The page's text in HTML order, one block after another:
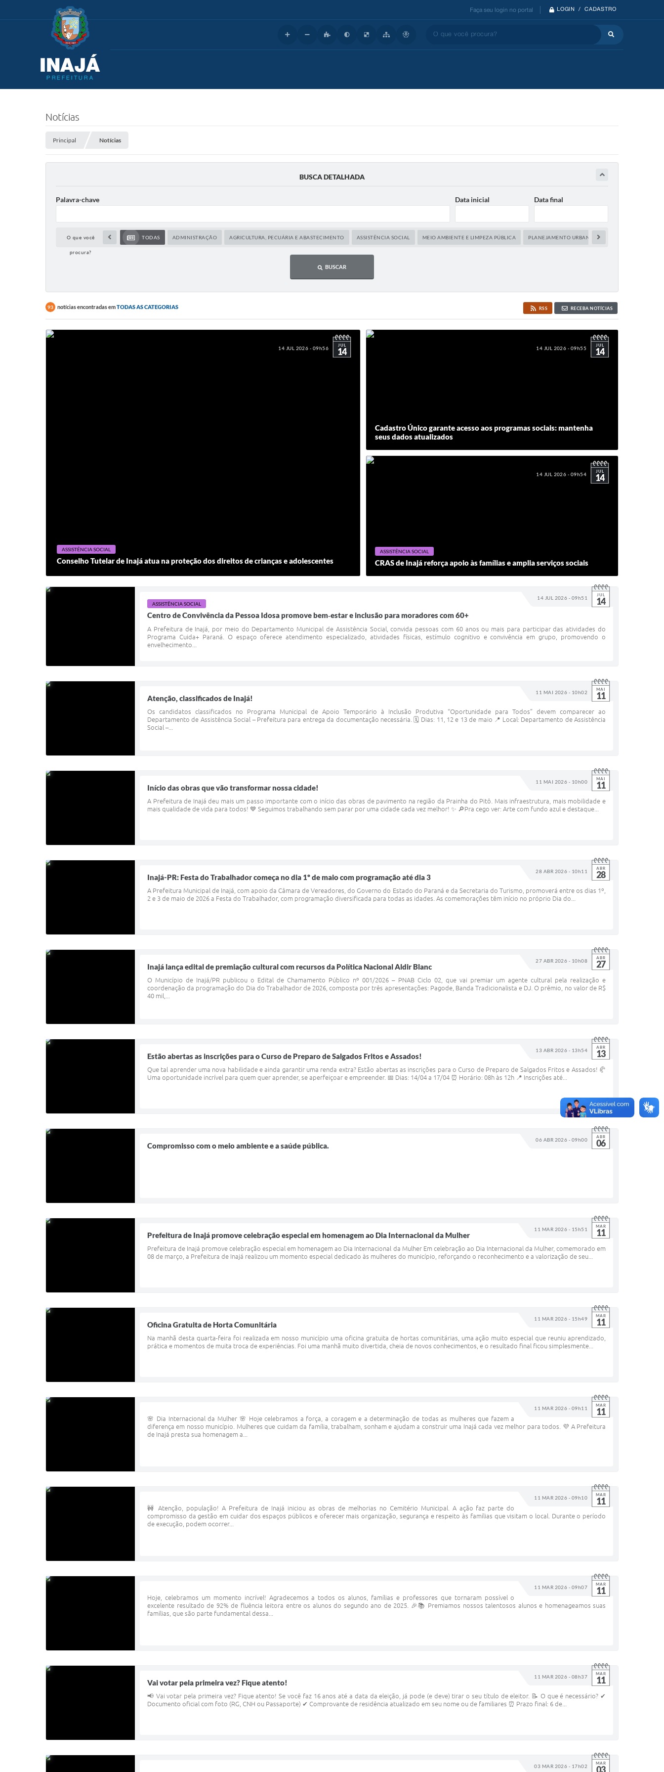
Faça seu login no portal LOGIN / CADASTRO
O que você procura?
Notícias
Principal Notícias
BUSCA DETALHADA
Palavra-chave Data inicial Data final
O que você
procura?
TODAS ADMINISTRAÇÃO AGRICULTURA, PECUÁRIA E ABASTECIMENTO ASSISTÊNCIA SOCIAL MEIO AMBIENTE E LIMPEZA PÚBLICA PLANEJAMENTO URBANO
BUSCAR
93 notícias encontradas emTODAS AS CATEGORIAS RSS RECEBA NOTÍCIAS
14 JUL 2026 - 09h56 JUL
14
ASSISTÊNCIA SOCIAL
Conselho Tutelar de Inajá atua na proteção dos direitos de crianças e adolescentes
14 JUL 2026 - 09h55 JUL
14
Cadastro Único garante acesso aos programas sociais: mantenha
seus dados atualizados
14 JUL 2026 - 09h54 JUL
14
ASSISTÊNCIA SOCIAL
CRAS de Inajá reforça apoio às famílias e amplia serviços sociais
14 JUL 2026 - 09h51 JUL
14
ASSISTÊNCIA SOCIAL
Centro de Convivência da Pessoa Idosa promove bem‑estar e inclusão para moradores com 60+
A Prefeitura de Inajá, por meio do Departamento Municipal de Assistência Social, convida pessoas com 60 anos ou mais para participar das atividades do
Programa Cuida+ Paraná. O espaço oferece atendimento especializado, atividades físicas, estímulo cognitivo e convivência em grupo, promovendo o
envelhecimento...
11 MAI 2026 - 10h02 MAI
11
Atenção, classificados de Inajá!
Os candidatos classificados no Programa Municipal de Apoio Temporário à Inclusão Produtiva “Oportunidade para Todos” devem comparecer ao
Departamento de Assistência Social – Prefeitura para entrega da documentação necessária. 🗓 Dias: 11, 12 e 13 de maio 📍 Local: Departamento de Assistência
Social –...
11 MAI 2026 - 10h00 MAI
11
Início das obras que vão transformar nossa cidade!
A Prefeitura de Inajá deu mais um passo importante com o início das obras de pavimento na região da Prainha do Pitô. Mais infraestrutura, mais mobilidade e
mais qualidade de vida para todos! 💙 Seguimos trabalhando sem parar por uma cidade cada vez melhor! ✨ 🔎Pra cego ver: Arte com fundo azul e destaque...
28 ABR 2026 - 10h11 ABR
28
Inajá-PR: Festa do Trabalhador começa no dia 1º de maio com programação até dia 3
A Prefeitura Municipal de Inajá, com apoio da Câmara de Vereadores, do Governo do Estado do Paraná e da Secretaria do Turismo, promoverá entre os dias 1º,
2 e 3 de maio de 2026 a Festa do Trabalhador, com programação diversificada para todas as idades. As comemorações têm início no próprio Dia do...
27 ABR 2026 - 10h08 ABR
27
Inajá lança edital de premiação cultural com recursos da Política Nacional Aldir Blanc
O Município de Inajá/PR publicou o Edital de Chamamento Público nº 001/2026 – PNAB Ciclo 02, que vai premiar um agente cultural pela realização e
coordenação da programação do Dia do Trabalhador de 2026, composta por três apresentações: Pagode, Banda Tradicionalista e DJ. O prêmio, no valor de R$
40 mil,...
13 ABR 2026 - 13h54 ABR
13
Estão abertas as inscrições para o Curso de Preparo de Salgados Fritos e Assados!
Que tal aprender uma nova habilidade e ainda garantir uma renda extra? Estão abertas as inscrições para o Curso de Preparo de Salgados Fritos e Assados! 🥐
Uma oportunidade incrível para quem quer aprender, se aperfeiçoar e empreender. 📅 Dias: 14/04 a 17/04 ⏰ Horário: 08h às 12h 📍 Inscrições até...
06 ABR 2026 - 09h00 ABR
06
Compromisso com o meio ambiente e a saúde pública.
11 MAR 2026 - 15h51 MAR
11
Prefeitura de Inajá promove celebração especial em homenagem ao Dia Internacional da Mulher
Prefeitura de Inajá promove celebração especial em homenagem ao Dia Internacional da Mulher Em celebração ao Dia Internacional da Mulher, comemorado em
08 de março, a Prefeitura de Inajá realizou um momento especial dedicado às mulheres do município, reforçando o reconhecimento e a valorização de seu...
11 MAR 2026 - 15h49 MAR
11
Oficina Gratuita de Horta Comunitária
Na manhã desta quarta-feira foi realizada em nosso município uma oficina gratuita de hortas comunitárias, uma ação muito especial que reuniu aprendizado,
prática e momentos de muita troca de experiências. Foi uma manhã muito divertida, cheia de novos conhecimentos, e o resultado final ficou simplesmente...
11 MAR 2026 - 09h11 MAR
11
🌸 Dia Internacional da Mulher 🌸 Hoje celebramos a força, a coragem e a determinação de todas as mulheres que fazem a
diferença em nosso município. Mulheres que cuidam da família, trabalham, sonham e ajudam a construir uma Inajá cada vez melhor para todos. 💜 A Prefeitura
de Inajá presta sua homenagem a...
11 MAR 2026 - 09h10 MAR
11
🚧 Atenção, população! A Prefeitura de Inajá iniciou as obras de melhorias no Cemitério Municipal. A ação faz parte do
compromisso da gestão em cuidar dos espaços públicos e oferecer mais organização, segurança e respeito às famílias que visitam o local. Durante o período
de execução, podem ocorrer...
11 MAR 2026 - 09h07 MAR
11
Hoje, celebramos um momento incrível! Agradecemos a todos os alunos, famílias e professores que tornaram possível o
excelente resultado de 92% de fluência leitora entre os alunos do segundo ano de 2025. 🎉📚 Premiamos nossos talentosos alunos e homenageamos suas
famílias, que são parte fundamental dessa...
11 MAR 2026 - 08h37 MAR
11
Vai votar pela primeira vez? Fique atento!
📢 Vai votar pela primeira vez? Fique atento! Se você faz 16 anos até a data da eleição, já pode (e deve) tirar o seu título de eleitor. 📝 O que é necessário? ✔
Documento oficial com foto (RG, CNH ou Passaporte) ✔ Comprovante de residência atualizado em seu nome ou de familiares ⏰ Prazo final: 6 de...
03 MAR 2026 - 17h02 MAR
03